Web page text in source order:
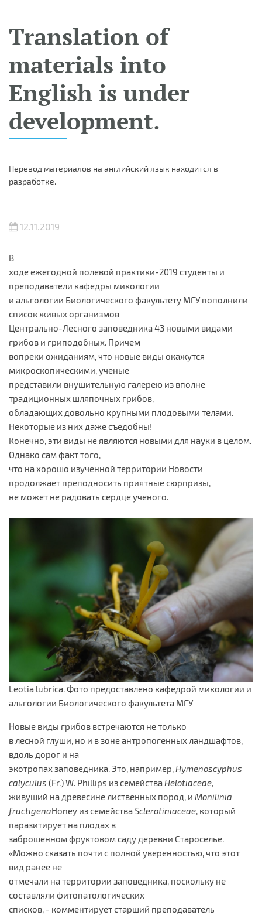
Translation of
materials into
English is under
development.
Перевод материалов на английский язык находится в
разработке.
12.11.2019
В
ходе ежегодной полевой практики-2019 студенты и
преподаватели кафедры микологии
и альгологии Биологического факультету МГУ пополнили
список живых организмов
Центрально-Лесного заповедника 43 новыми видами
грибов и гриподобных. Причем
вопреки ожиданиям, что новые виды окажутся
микроскопическими, ученые
представили внушительную галерею из вполне
традиционных шляпочных грибов,
обладающих довольно крупными плодовыми телами.
Некоторые из них даже съедобны!
Конечно, эти виды не являются новыми для науки в целом.
Однако сам факт того,
что на хорошо изученной территории Новости
продолжает преподносить приятные сюрпризы,
не может не радовать сердце ученого.
Leotia lubrica. Фото предоставлено кафедрой микологии и
альгологии Биологического факультета МГУ
Новые виды грибов встречаются не только
в лесной глуши, но и в зоне антропогенных ландшафтов,
вдоль дорог и на
экотропах заповедника. Это, например,Hymenoscyphus
calyculus (Fr.) W. Phillips из семействаHelotiaceae,
живущий на древесине лиственных пород, и Monilinia
fructigenaHoney из семейства Sclerotiniaceae, который
паразитирует на плодах в
заброшенном фруктовом саду деревни Староселье.
«Можно сказать почти с полной уверенностью, что этот
вид ранее не
отмечали на территории заповедника, поскольку не
составляли фитопатологических
списков, - комментирует старший преподаватель